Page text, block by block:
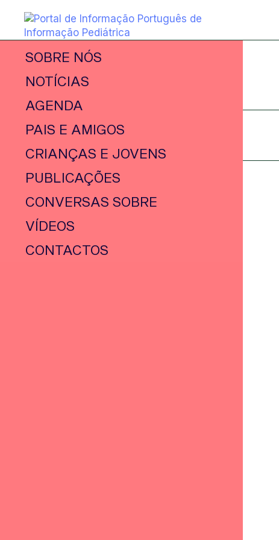
SOBRE NÓS
NOTÍCIAS
AGENDA
PAIS E AMIGOS
CRIANÇAS E JOVENS
PUBLICAÇÕES
CONVERSAS SOBRE
VÍDEOS
CONTACTOS